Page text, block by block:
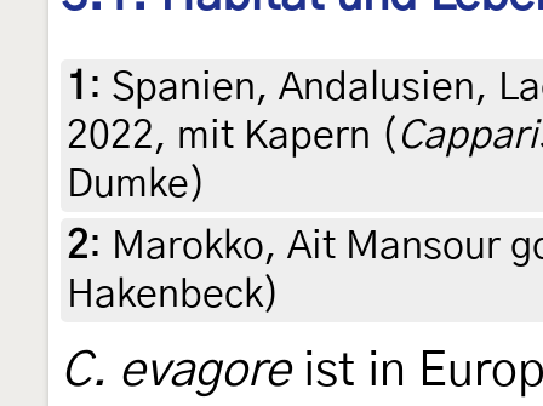
1 : Spanien, Andalusien,
2022, mit Kapern (
Dumke)
2: Marokko, Ait Mansour
Hakenbeck)
C. evagoreist in